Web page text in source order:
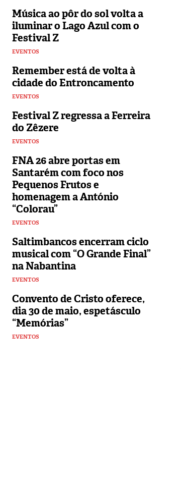
Música ao pôr do sol volta a
iluminar o Lago Azul com o
Festival Z
EVENTOS
Remember está de volta à
cidade do Entroncamento
EVENTOS
Festival Z regressa a Ferreira
do Zêzere
EVENTOS
FNA 26 abre portas em
Santarém com foco nos
Pequenos Frutos e
homenagem a António
“Colorau”
EVENTOS
Saltimbancos encerram ciclo
musical com “O Grande Final”
na Nabantina
EVENTOS
Convento de Cristo oferece,
dia 30 de maio, espetásculo
“Memórias”
EVENTOS